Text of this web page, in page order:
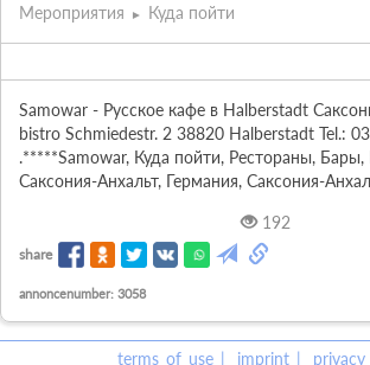
Мероприятия Куда пойти
Samowar - Русское кафе в Halberstadt
bistro Schmiedestr. 2 38820 Halberstadt Tel.:
.*****Samowar, Куда пойти, Рестораны,
Саксония-Анхальт, Германия, Саксония-
192
share
annoncenumber: 3058
terms_of_use imprint